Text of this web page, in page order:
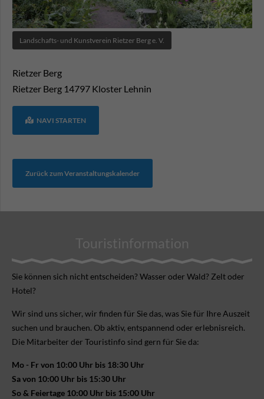
Landschafts- und Kunstverein Rietzer Berg e. V.
Rietzer Berg
Rietzer Berg 14797 Kloster Lehnin
NAVI STARTEN
Zurück zum Veranstaltungskalender
Touristinformation
Sie können sich nicht ent­scheiden? Wasser oder Wald? Zelt oder
Hotel?
Wir sind uns sicher, wir finden für Sie das, was Sie für Ihre Aus­zeit
suchen und brauchen. Ob aktiv, ent­spannend oder erlebnis­reich.
Die Mitarbeiter der Touristinfo sind gern für Sie da:
Mo - Fr von 10:00 Uhr bis 18:30 Uhr
Sa von 10:00 Uhr bis 15:30 Uhr
So & Feiertage 10:00 Uhr bis 15:00 Uhr